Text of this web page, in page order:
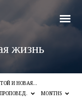
жизнь
И НОВАЯ…
ПРОПОВЕД. MONTHS